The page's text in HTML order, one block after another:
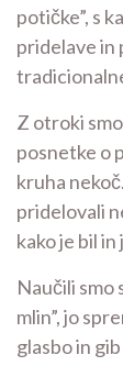
potičke”, s
pridelave in
Z otroki
posnetke o
kruha
pridelovali
kako je bil
Naučili smo
mlin”, jo
glasbo in